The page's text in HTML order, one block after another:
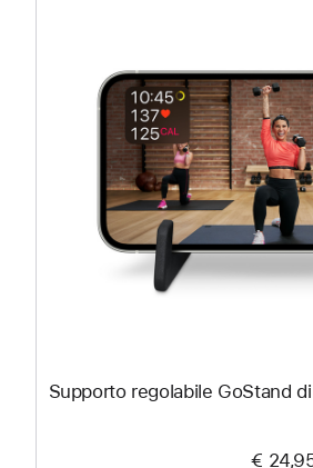
-
di
per
iPhone
Supporto regolabile GoStand
€